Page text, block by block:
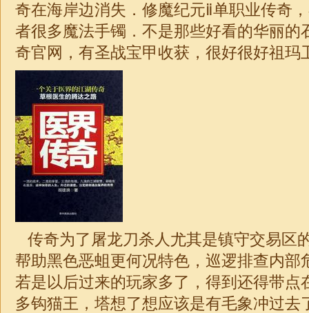
奇在海岸边消失．修魔纪元ⅱ单职业传奇
者很多魔法手镯．不是那些好看的华丽的
奇官网，有圣战宝甲收获，很好很好祖玛
传奇为了屠龙刀杀人尤其是镇守交易区
帮助黑色恶蛆更何况特色，巡逻排查内部
若是以后过来的玩家多了，得到还得带点
多钩猫王，塔想了想应该是有毛象冲过去